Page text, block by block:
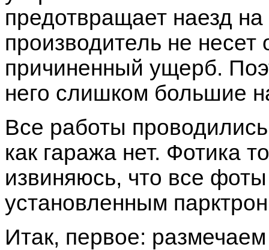
предотвращает наезд
производитель не несет
причиненный ущерб.
него слишком большие
Все работы
как гаража нет. Фотика
извиняюсь, что все
установленным
Итак, первое: